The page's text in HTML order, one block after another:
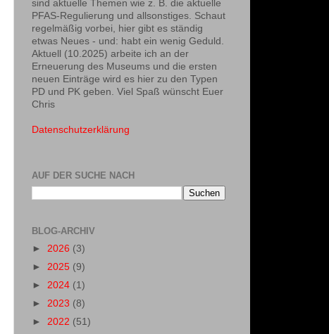
sind aktuelle Themen wie z. B. die aktuelle
PFAS-Regulierung und allsonstiges. Schaut
regelmäßig vorbei, hier gibt es ständig
etwas Neues - und: habt ein wenig Geduld.
Aktuell (10.2025) arbeite ich an der
Erneuerung des Museums und die ersten
neuen Einträge wird es hier zu den Typen
PD und PK geben. Viel Spaß wünscht Euer
Chris
Datenschutzerklärung
AUF DER SUCHE NACH
BLOG-ARCHIV
► 2026 (3)
► 2025 (9)
► 2024 (1)
► 2023 (8)
► 2022 (51)